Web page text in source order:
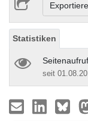
Statistiken
seit